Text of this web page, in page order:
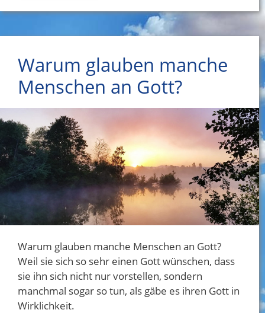
Warum glauben manche
Menschen an Gott?
Warum glauben manche Menschen an Gott?
Weil sie sich so sehr einen Gott wünschen, dass
sie ihn sich nicht nur vorstellen, sondern
manchmal sogar so tun, als gäbe es ihren Gott in
Wirklichkeit.